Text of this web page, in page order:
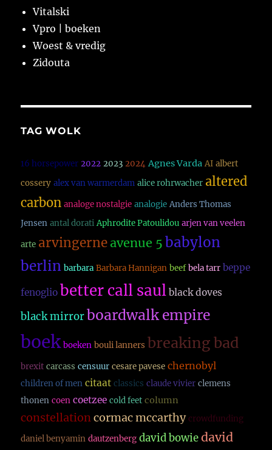
Vitalski
Vpro | boeken
Woest & vredig
Zidouta
TAG WOLK
16 horsepower 2022 2023 2024 Agnes Varda AI albert
cossery alex van warmerdam alice rohrwacher altered
carbon analoge nostalgie analogie Anders Thomas
Jensen antal dorati Aphrodite Patoulidou arjen van veelen
arte arvingerne avenue 5 babylon
berlin barbara Barbara Hannigan beef bela tarr beppe
fenoglio better call saul black doves
black mirror boardwalk empire
boek boeken bouli lanners breaking bad
brexit carcass censuur cesare pavese chernobyl
children of men citaat classics claude vivier clemens
thonen coen coetzee cold feet column
constellationcormac mccarthy crowdfunding
daniel benyamin dautzenberg david bowie david